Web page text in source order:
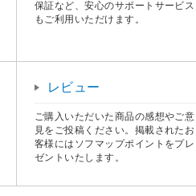
保証など、安心のサポートサービス
もご利用いただけます。
レビュー
ご購入いただいた商品の感想やご意
見をご投稿ください。掲載されたお
客様にはソフマップポイントをプレ
ゼントいたします。